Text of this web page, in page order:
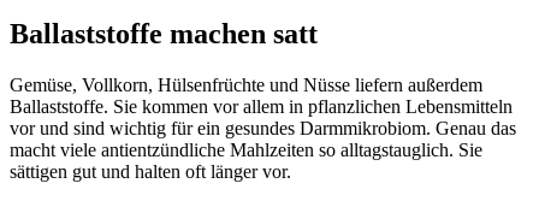
Ballaststoffe machen satt
Gemüse, Vollkorn, Hülsenfrüchte und Nüsse liefern außerdem
Ballaststoffe. Sie kommen vor allem in pflanzlichen Lebensmitteln
vor und sind wichtig für ein gesundes Darmmikrobiom. Genau das
macht viele antientzündliche Mahlzeiten so alltagstauglich. Sie
sättigen gut und halten oft länger vor.